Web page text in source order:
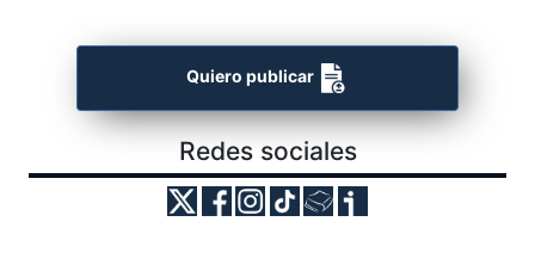
Quiero publicar
Redes sociales